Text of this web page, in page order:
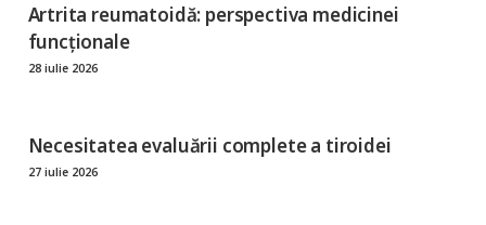
Artrita reumatoidă: perspectiva medicinei
funcționale
28 iulie 2026
Necesitatea evaluării complete a tiroidei
27 iulie 2026